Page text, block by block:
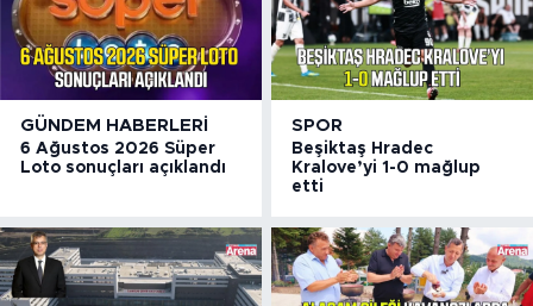
GÜNDEM HABERLERI
6 Ağustos 2026 Süper
Loto sonuçları açıklandı
SPOR
Beşiktaş Hradec
Kralove’yi 1-0 mağlup
etti